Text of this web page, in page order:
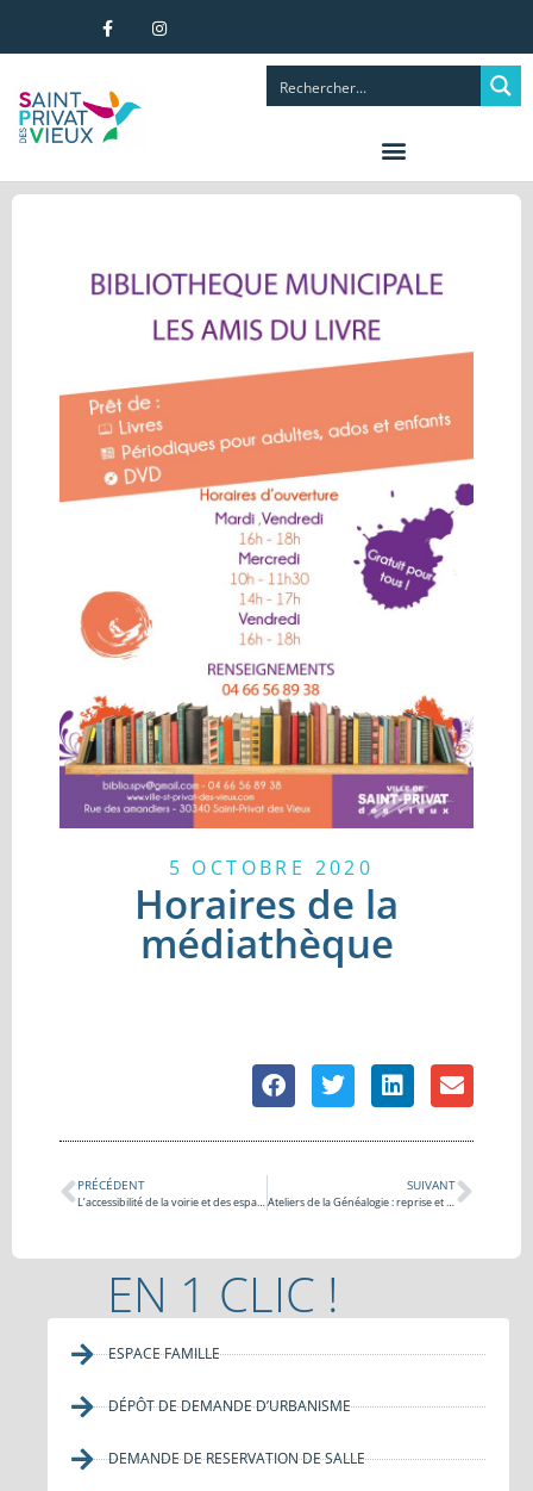
5 OCTOBRE 2020
Horaires de la
médiathèque
PRÉCÉDENT SUIVANT
EN 1 CLIC !
ESPACE FAMILLE
DÉPÔT DE DEMANDE D’URBANISME
DEMANDE DE RESERVATION DE SALLE